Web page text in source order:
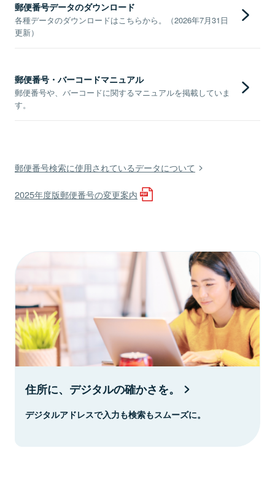
郵便番号データのダウンロード
各種データのダウンロードはこちらから。（2026年7月31日
更新）
郵便番号・バーコードマニュアル
郵便番号や、バーコードに関するマニュアルを掲載していま
す。
郵便番号検索に使用されているデータについて
2025年度版郵便番号の変更案内
住所に、デジタルの確かさを。
デジタルアドレスで入力も検索もスムーズに。